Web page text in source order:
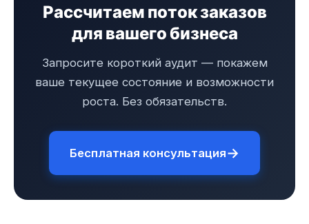
Рассчитаем поток заказов
для вашего бизнеса
Запросите короткий аудит — покажем
ваше текущее состояние и возможности
роста. Без обязательств.
Бесплатная консультация→